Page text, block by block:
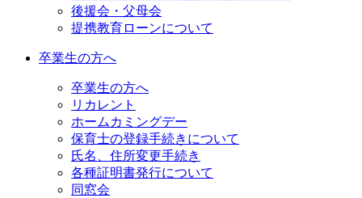
後援会・父母会
提携教育ローンについて
卒業生の方へ
卒業生の方へ
リカレント
ホームカミングデー
保育士の登録手続きについて
氏名、住所変更手続き
各種証明書発行について
同窓会